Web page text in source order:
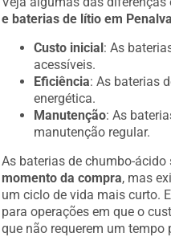
e baterias de lítio em
Custo inicial: As
acessíveis.
Eficiência: As baterias
energética.
Manutenção: As
manutenção regular.
As baterias de chumbo-
momento da compra, mas
um ciclo de vida mais curto.
para operações em que o
que não requerem um tempo